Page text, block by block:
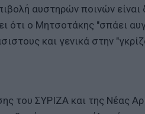
αυστηρών ποινών
ότι ο Μητσοτάκης "σπάει
και γενικά στην
του ΣΥΡΙΖΑ και της Νέας